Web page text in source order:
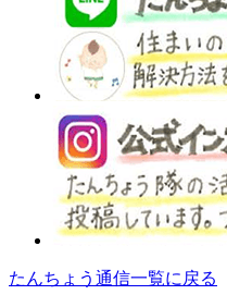
たんちょう通信一覧に戻る